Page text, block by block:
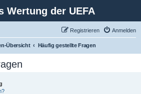
Wertung der UEFA
Anmelden
Registrieren
Übersicht Häufig gestellte Fragen